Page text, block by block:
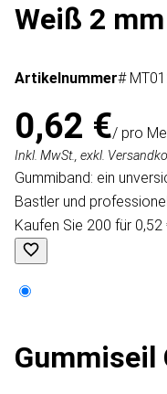
Weiß 2
Artikelnummer#
0,62 €/ pro
Inkl. MwSt., exkl.
Gummiband: ein
Bastler und
Kaufen Sie 200 für
Gummiseil